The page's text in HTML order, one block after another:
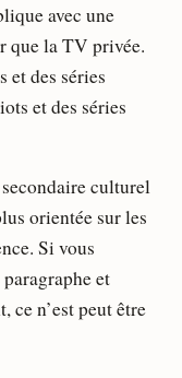
avec une
que la TV privée.
et des séries
et des séries
culturel
orientée sur les
Si vous
et
ce n’est peut être